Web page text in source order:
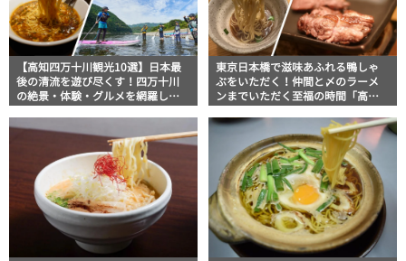
【高知四万十川観光10選】日本最
後の清流を遊び尽くす！四万十川
の絶景・体験・グルメを網羅した
東京日本橋で滋味あふれる鴨しゃ
ぶをいただく！仲間と〆のラーメ
ンまでいただく至福の時間「高知
さんマッキー牧元の高知満腹日記
【高知家グルメPro】